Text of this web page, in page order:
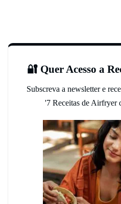
🔐 Quer Acesso a
Subscreva a newsletter e
'7 Receitas de Airfryer